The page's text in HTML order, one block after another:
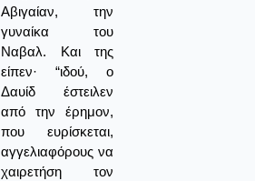
Αβιγαίαν, την
γυναίκα του
Ναβαλ. Και της
είπεν· “ιδού, ο
Δαυίδ έστειλεν
από την έρημον,
που ευρίσκεται,
αγγελιαφόρους να
χαιρετήση τον